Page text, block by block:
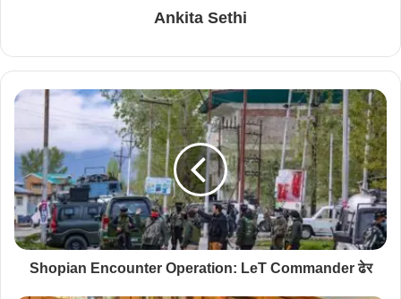
Ankita Sethi
Shopian Encounter Operation: LeT Commander ढेर